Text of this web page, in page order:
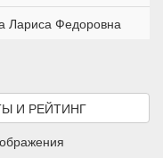
Лариса Федоровна
И РЕЙТИНГ